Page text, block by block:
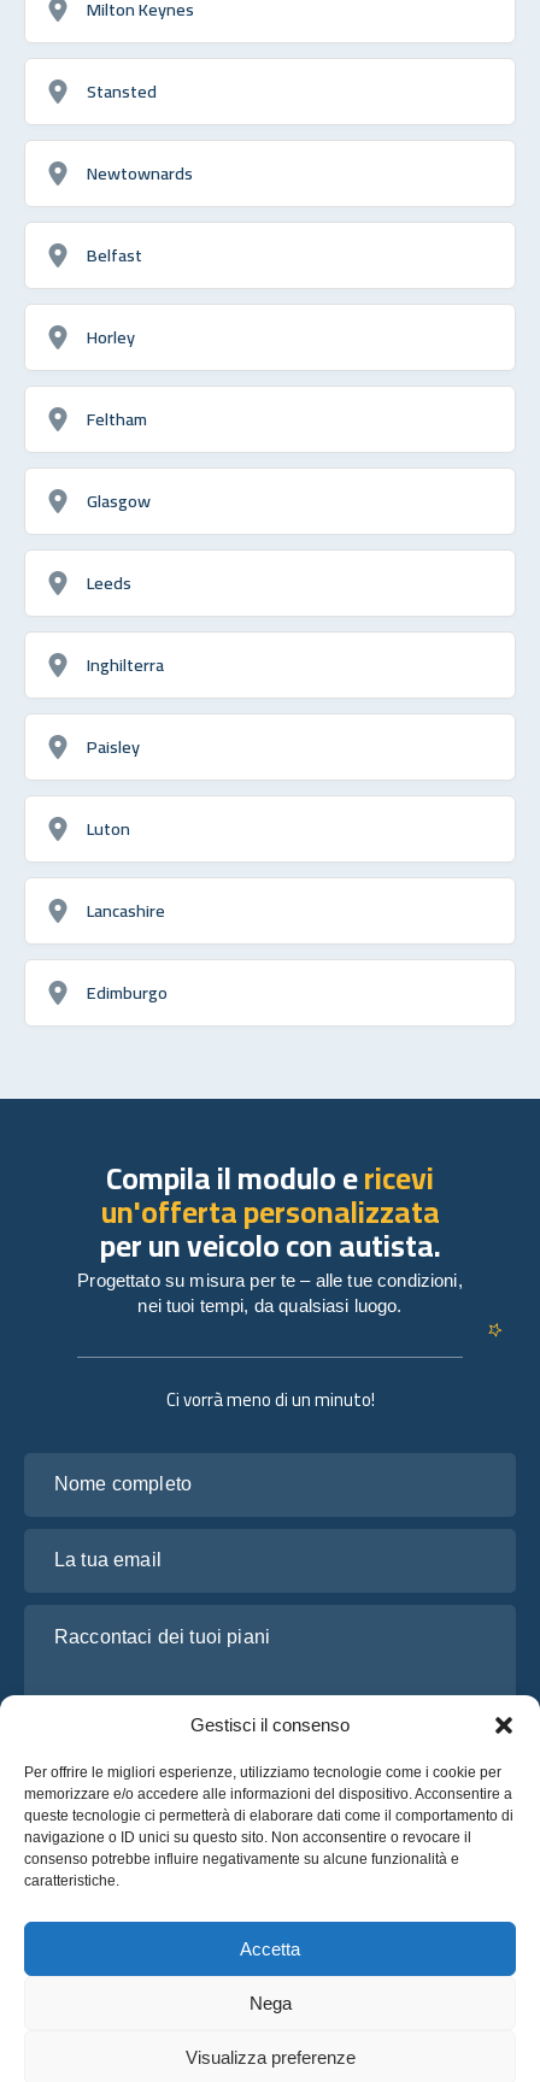
Gestisci il consenso
Per offrire le migliori esperienze, utilizziamo tecnologie come i cookie per
memorizzare e/o accedere alle informazioni del dispositivo. Acconsentire a
queste tecnologie ci permetterà di elaborare dati come il comportamento di
navigazione o ID unici su questo sito. Non acconsentire o revocare il
consenso potrebbe influire negativamente su alcune funzionalità e
caratteristiche.
Accetta
Nega
Visualizza preferenze
Milton Keynes
Stansted
Newtownards
Belfast
Horley
Feltham
Glasgow
Leeds
Inghilterra
Paisley
Luton
Lancashire
Edimburgo
© 2025 OsaBus © Tutti i Diritti Riservati.
Ci vorrà meno di un minuto!
Ho letto e accetto l’Informativa sulla privacydi OsaBus
Richiedi un preventivo
Richiedi un preventivo
Compila il modulo ericevi
un'offerta personalizzata
per un veicolo con autista.
Progettato su misura per te – alle tue condizioni,
nei tuoi tempi, da qualsiasi luogo.